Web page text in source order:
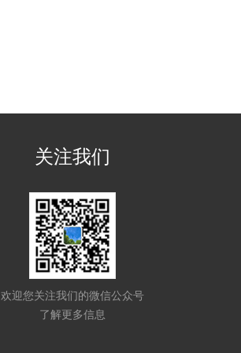
关注我们
欢迎您关注我们的微信公众号
了解更多信息